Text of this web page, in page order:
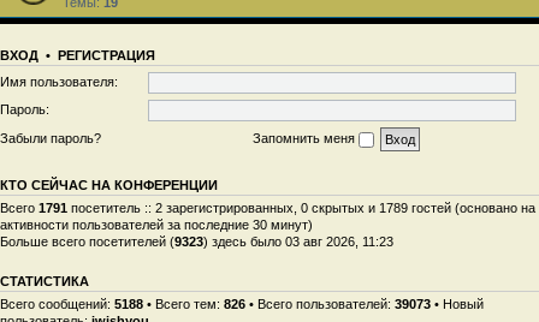
ВХОД • РЕГИСТРАЦИЯ
Имя пользователя:
Пароль:
Забыли пароль?
Запомнить меня
КТО СЕЙЧАС НА КОНФЕРЕНЦИИ
Всего 1791 посетитель :: 2 зарегистрированных, 0 скрытых и 1789 гостей (основано на
активности пользователей за последние 30 минут)
Больше всего посетителей (9323) здесь было 03 авг 2026, 11:23
СТАТИСТИКА
Всего сообщений: 5188 • Всего тем: 826 • Всего пользователей: 39073 • Новый